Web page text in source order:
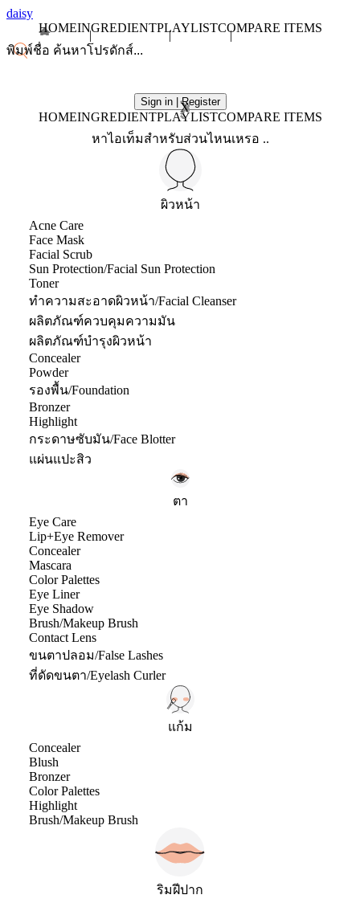
daisy
HOMEINGREDIENTPLAYLISTCOMPARE ITEMS
Sign in | Register
X
HOMEINGREDIENTPLAYLISTCOMPARE ITEMS
หาไอเท็มสำหรับส่วนไหนเหรอ ..
ผิวหน้า
Acne Care
Face Mask
Facial Scrub
Sun Protection/Facial Sun Protection
Toner
ทำความสะอาดผิวหน้า/Facial Cleanser
ผลิตภัณฑ์ควบคุมความมัน
ผลิตภัณฑ์บำรุงผิวหน้า
Concealer
Powder
รองพื้น/Foundation
Bronzer
Highlight
กระดาษซับมัน/Face Blotter
แผ่นแปะสิว
ตา
Eye Care
Lip+Eye Remover
Concealer
Mascara
Color Palettes
Eye Liner
Eye Shadow
Brush/Makeup Brush
Contact Lens
ขนตาปลอม/False Lashes
ที่ดัดขนตา/Eyelash Curler
แก้ม
Concealer
Blush
Bronzer
Color Palettes
Highlight
Brush/Makeup Brush
ริมฝีปาก